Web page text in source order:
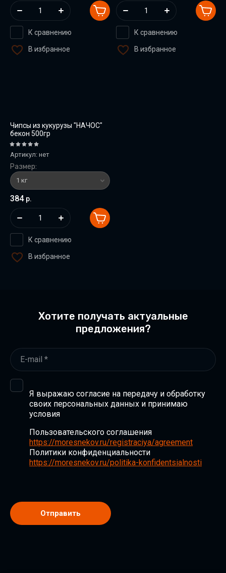
К сравнению
В избранное
К сравнению
В избранное
Чипсы из кукурузы "НАЧОС"
бекон 500гр
Артикул: нет
Размер:
384 р.
К сравнению
В избранное
Хотите получать актуальные
предложения?
Я выражаю согласие на передачу и обработку
своих персональных данных и принимаю
условия
Пользовательского соглашения
https://moresnekov.ru/registraciya/agreement
Политики конфиденциальности
https://moresnekov.ru/politika-konfidentsialnosti
Отправить